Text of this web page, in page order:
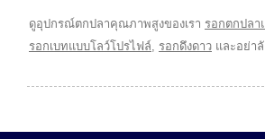
ดูอุปกรณ์ตกปลาคุณภาพสูงของเรา รอกตกปล
รอกเบทแบบโลว์โปรไฟล์, รอกดึงดาว และอย่าลั